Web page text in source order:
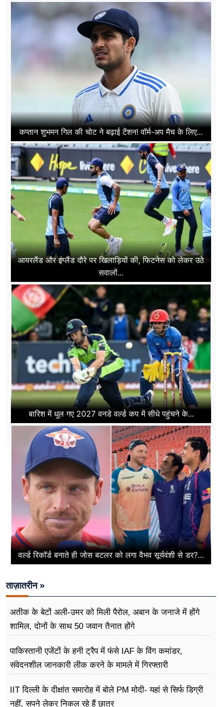
कप्तान शुभमन गिल की चोट ने बढ़ाई टेंशन! वॉर्म-अप मैच के लिए...
आयरलैंड और इंग्लैंड दौरे पर खिलाड़ियों की, फिटनेस को लेकर उठे
सवालों...
बारिश में धुल गए 2027 वनडे वर्ल्ड कप में सीधे पहुंचने के...
वर्ल्ड रिकॉर्ड बनाते ही जोस बटलर को लगा वैभव सूर्यवंशी से डर?...
ताज़ातरीन »
अतीक के बेटों अली-उमर को मिली पैरोल, अबान के जनाजे में होंगे
शामिल, दोनों के साथ 50 जवान तैनात होंगे
पाकिस्तानी एजेंटों के हनी ट्रैप में फंसे IAF के विंग कमांडर,
संवेदनशील जानकारी लीक करने के मामले में गिरफ्तारी
IIT दिल्ली के दीक्षांत समारोह में बोले PM मोदी- यहां से सिर्फ डिग्री
नहीं, सपने लेकर निकल रहे हैं छात्र